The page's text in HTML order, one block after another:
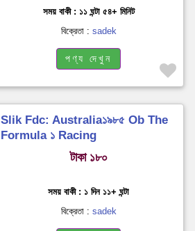
সময় বাকী : ১১ ঘন্টা ৫৪+ মিনিট
বিক্রেতা : sadek
পণ্য দেখুন
Slik Fdc: Australia১৯৮৫ Ob The
Formula ১ Racing
টাকা ১৮০
সময় বাকী : ১ দিন ১১+ ঘন্টা
বিক্রেতা : sadek